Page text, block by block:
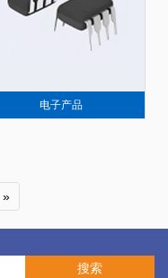
电子产品
»